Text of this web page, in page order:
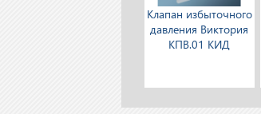
Клапан избыточного
давления Виктория
КПВ.01 КИД